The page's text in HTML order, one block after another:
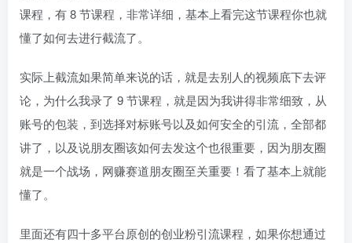
课程，有 8 节课程，非常详细，基本上看完这节课程你也就
懂了如何去进行截流了。
实际上截流如果简单来说的话，就是去别人的视频底下去评
论，为什么我录了 9 节课程，就是因为我讲得非常细致，从
账号的包装，到选择对标账号以及如何安全的引流，全部都
讲了，以及说朋友圈该如何去发这个也很重要，因为朋友圈
就是一个战场，网赚赛道朋友圈至关重要！看了基本上就能
懂了。
里面还有四十多平台原创的创业粉引流课程，如果你想通过